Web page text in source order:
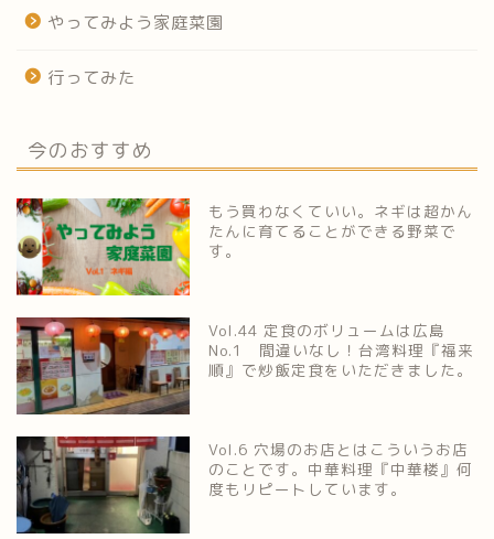
やってみよう家庭菜園
行ってみた
今のおすすめ
もう買わなくていい。ネギは超かん
たんに育てることができる野菜で
す。
Vol.44 定食のボリュームは広島
No.1 間違いなし！台湾料理『福来
順』で炒飯定食をいただきました。
Vol.6 穴場のお店とはこういうお店
のことです。中華料理『中華楼』何
度もリピートしています。